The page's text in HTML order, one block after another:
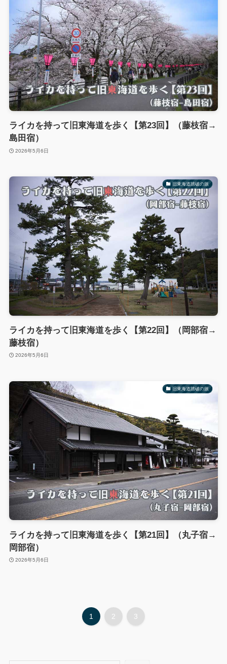
ライカを持って旧東海道を歩く【第23回】（藤枝宿→
島田宿）
2026年5月6日
旧東海道踏破の旅
ライカを持って旧東海道を歩く【第22回】（岡部宿→
藤枝宿）
2026年5月6日
旧東海道踏破の旅
ライカを持って旧東海道を歩く【第21回】（丸子宿→
岡部宿）
2026年5月6日
1 2 3